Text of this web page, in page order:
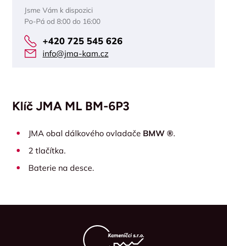
Jsme Vám k dispozici
Po-Pá od 8:00 do 16:00
+420 725 545 626
info@jma-kam.cz
Klíč JMA ML BM-6P3
JMA obal dálkového ovladače BMW ®.
2 tlačítka.
Baterie na desce.